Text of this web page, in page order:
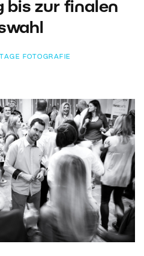
bis zur finalen
FOTOGRAFIE